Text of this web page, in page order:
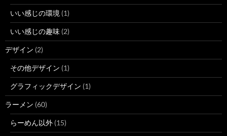
いい感じの環境 (1)
いい感じの趣味 (2)
デザイン (2)
その他デザイン (1)
グラフィックデザイン (1)
ラーメン (60)
らーめん以外 (15)